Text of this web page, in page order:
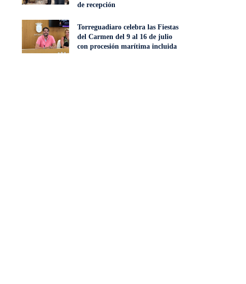
de recepción
Torreguadiaro celebra las Fiestas
del Carmen del 9 al 16 de julio
con procesión marítima incluida